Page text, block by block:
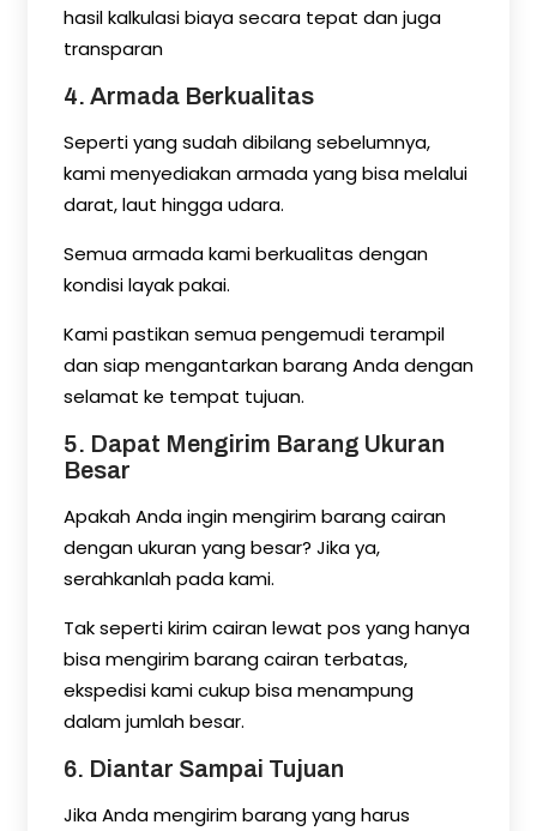
hasil kalkulasi biaya secara tepat dan juga
transparan
4. Armada Berkualitas
Seperti yang sudah dibilang sebelumnya,
kami menyediakan armada yang bisa melalui
darat, laut hingga udara.
Semua armada kami berkualitas dengan
kondisi layak pakai.
Kami pastikan semua pengemudi terampil
dan siap mengantarkan barang Anda dengan
selamat ke tempat tujuan.
5. Dapat Mengirim Barang Ukuran
Besar
Apakah Anda ingin mengirim barang cairan
dengan ukuran yang besar? Jika ya,
serahkanlah pada kami.
Tak seperti kirim cairan lewat pos yang hanya
bisa mengirim barang cairan terbatas,
ekspedisi kami cukup bisa menampung
dalam jumlah besar.
6. Diantar Sampai Tujuan
Jika Anda mengirim barang yang harus